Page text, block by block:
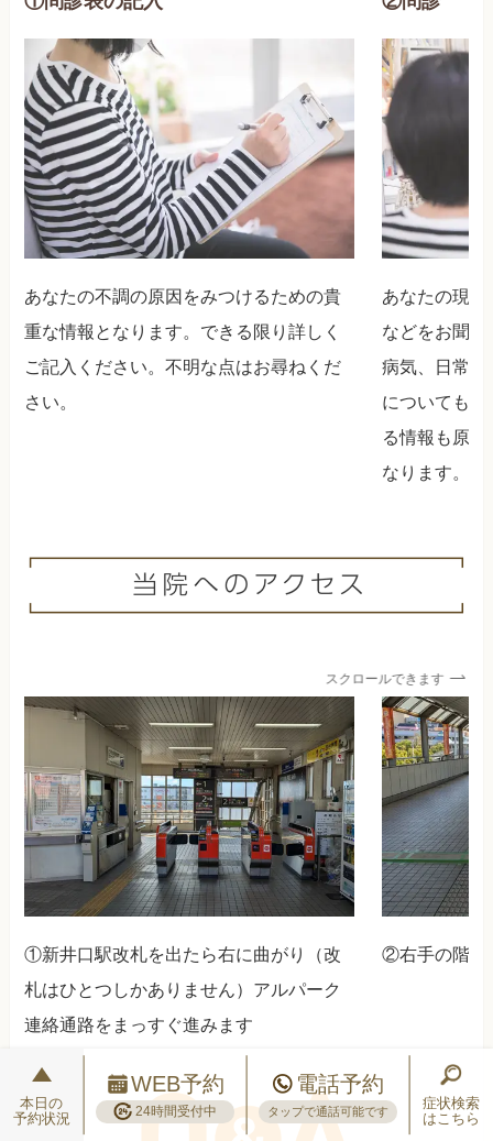
あなたの不調の原因をみつけるための貴
重な情報となります。できる限り詳しく
ご記入ください。不明な点はお尋ねくだ
さい。
あなたの現
などをお聞
病気、日常生
についても
る情報も原
なります。
スクロールできます
①新井口駅改札を出たら右に曲がり（改
札はひとつしかありません）アルパーク
連絡通路をまっすぐ進みます
②右手の階段
本日の
予約状況
WEB予約
24時間受付中
電話予約
タップで通話可能です
症状検索
はこちら